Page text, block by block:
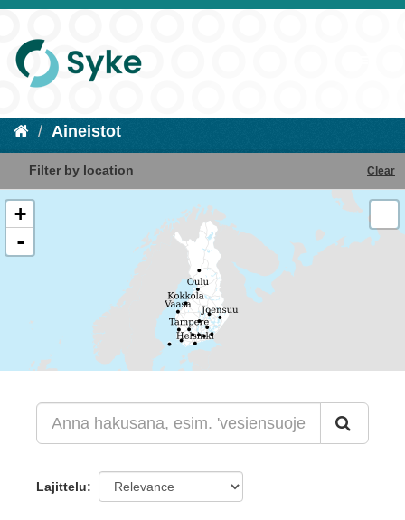
Aineistot
Filter by location Clear
+
-
Lajittelu